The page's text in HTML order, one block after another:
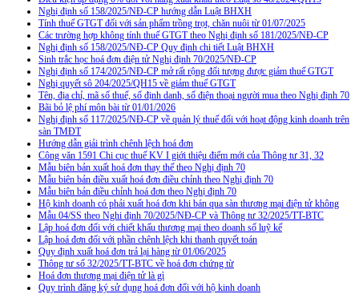
Nghị định số 158/2025/NĐ-CP hướng dẫn Luật BHXH
Tính thuế GTGT đối với sản phẩm trồng trọt, chăn nuôi từ 01/07/2025
Các trường hợp không tính thuế GTGT theo Nghị định số 181/2025/NĐ-CP
Nghị định số 158/2025/NĐ-CP Quy định chi tiết Luật BHXH
Sinh trắc học hoá đơn điện tử Nghị định 70/2025/NĐ-CP
Nghị định số 174/2025/NĐ-CP mở rất rộng đối tượng được giảm thuế GTGT
Nghị quyết sô 204/2025/QH15 về giảm thuế GTGT
Tên, địa chỉ, mã số thuế, số định danh, số điện thoại người mua theo Nghị định 70
Bãi bỏ lệ phí môn bài từ 01/01/2026
Nghị định số 117/2025/NĐ-CP về quản lý thuế đối với hoạt động kinh doanh trên
sàn TMĐT
Hướng dẫn giải trình chênh lệch hoá đơn
Công văn 1591 Chi cục thuế KV I giới thiệu điểm mới của Thông tư 31, 32
Mẫu biên bản xuất hoá đơn thay thế theo Nghị định 70
Mẫu biên bản điều xuất hoá đơn điều chỉnh theo Nghị định 70
Mẫu biên bản điều chỉnh hoá đơn theo Nghị định 70
Hộ kinh doanh có phải xuất hoá đơn khi bán qua sàn thương mại điện tử không
Mẫu 04/SS theo Nghi định 70/2025/NĐ-CP và Thông tư 32/2025/TT-BTC
Lập hoá đơn đối với chiết khấu thương mại theo doanh số luỹ kế
Lập hoá đơn đối với phần chênh lệch khi thanh quyết toán
Quy định xuất hoá đơn trả lại hàng từ 01/06/2025
Thông tư số 32/2025/TT-BTC về hoá đơn chứng từ
Hoá đơn thương mại điện tử là gì
Quy trình đăng ký sử dụng hoá đơn đối với hộ kinh doanh